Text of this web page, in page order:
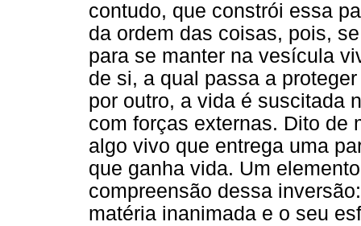
contudo, que constrói essa
da ordem das coisas, pois,
para se manter na vesícula
de si, a qual passa a
por outro, a vida é suscitada
com forças externas. Dito de
algo vivo que entrega uma
que ganha vida. Um
compreensão dessa
matéria inanimada e o seu